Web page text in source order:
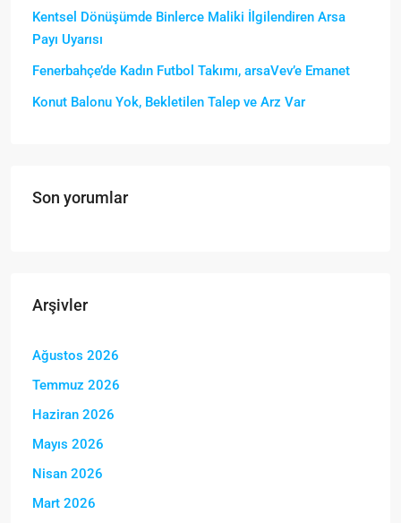
Kentsel Dönüşümde Binlerce Maliki İlgilendiren Arsa
Payı Uyarısı
Fenerbahçe’de Kadın Futbol Takımı, arsaVev’e Emanet
Konut Balonu Yok, Bekletilen Talep ve Arz Var
Son yorumlar
Arşivler
Ağustos 2026
Temmuz 2026
Haziran 2026
Mayıs 2026
Nisan 2026
Mart 2026